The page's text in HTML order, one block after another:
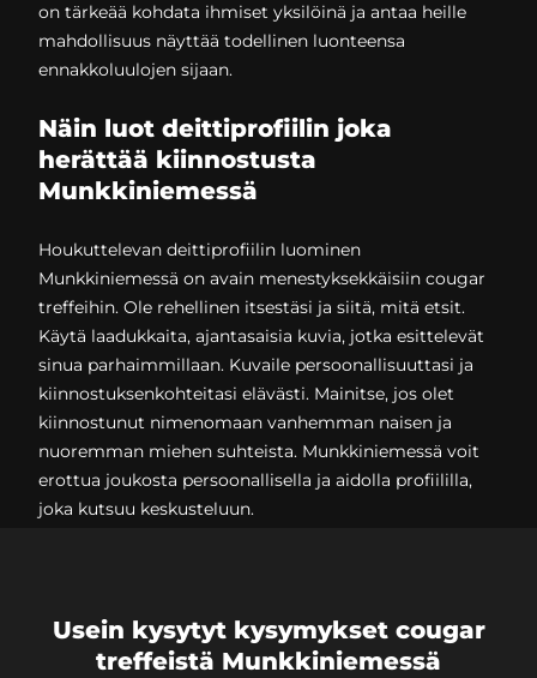
on tärkeää kohdata ihmiset yksilöinä ja antaa heille
mahdollisuus näyttää todellinen luonteensa
ennakkoluulojen sijaan.
Näin luot deittiprofiilin joka
herättää kiinnostusta
Munkkiniemessä
Houkuttelevan deittiprofiilin luominen
Munkkiniemessä on avain menestyksekkäisiin cougar
treffeihin. Ole rehellinen itsestäsi ja siitä, mitä etsit.
Käytä laadukkaita, ajantasaisia kuvia, jotka esittelevät
sinua parhaimmillaan. Kuvaile persoonallisuuttasi ja
kiinnostuksenkohteitasi elävästi. Mainitse, jos olet
kiinnostunut nimenomaan vanhemman naisen ja
nuoremman miehen suhteista. Munkkiniemessä voit
erottua joukosta persoonallisella ja aidolla profiililla,
joka kutsuu keskusteluun.
Usein kysytyt kysymykset cougar
treffeistä Munkkiniemessä